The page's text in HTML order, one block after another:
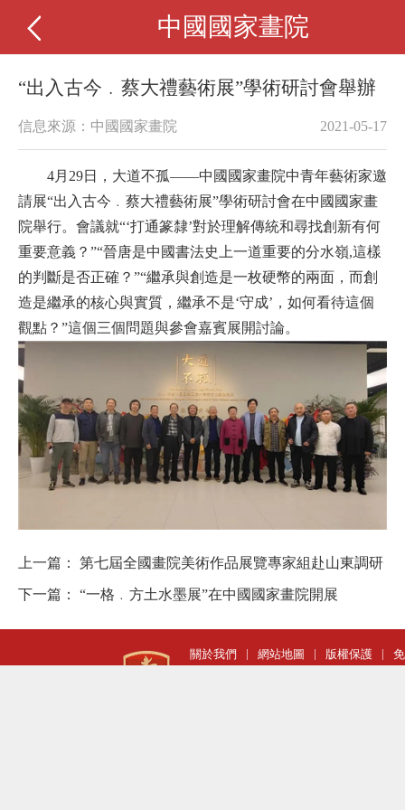
中國國家畫院
“出入古今﹒蔡大禮藝術展”學術研討會舉辦
信息來源：中國國家畫院 2021-05-17
4月29日，大道不孤——中國國家畫院中青年藝術家邀
請展“出入古今﹒蔡大禮藝術展”學術研討會在中國國家畫
院舉行。 會議就“‘打通篆隸’對於理解傳統和尋找創新有何
重要意義？ ”“晉唐是中國書法史上一道重要的分水嶺,這樣
的判斷是否正確？ ”“繼承與創造是一枚硬幣的兩面，而創
造是繼承的核心與實質，繼承不是‘守成’ ，如何看待這個
觀點？ ”這個三個問題與參會嘉賓展開討論。
上一篇： 第七屆全國畫院美術作品展覽專家組赴山東調研
下一篇： “一格﹒方土水墨展”在中國國家畫院開展